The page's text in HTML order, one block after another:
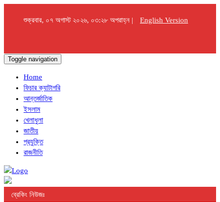
শুক্রবার, ০৭ অগাস্ট ২০২৬, ০৩:২৮ অপরাহ্ন | English Version
Toggle navigation
Home
ফিচার ক্যাটাগরি
আন্তর্জাতিক
ইসলাম
খেলাধুলা
জাতীয়
প্রযুক্তি
রাজনীতি
ব্রেকিং নিউজঃ